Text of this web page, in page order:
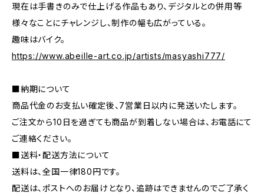
現在は手書きのみで仕上げる作品もあり、デジタルとの併用等
様々なことにチャレンジし、制作の幅も広がっている。
趣味はバイク。
https://www.abeille-art.co.jp/artists/masyashi777/
■納期について
商品代金のお支払い確定後、7営業日以内に発送いたします。
ご注文から10日を過ぎても商品が到着しない場合は、お電話にて
ご連絡ください。
■送料・配送方法について
送料は、全国一律180円です。
配送は、ポストへのお届けとなり、追跡はできませんのでご了承く